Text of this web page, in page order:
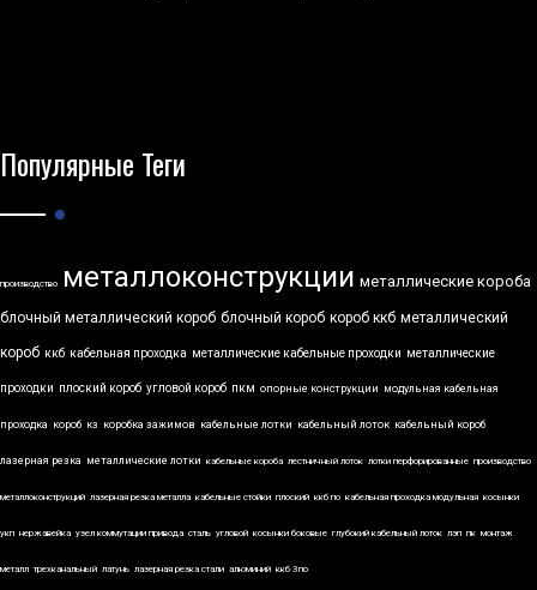
Популярные Теги
производство металлоконструкции металлические короба
блочный металлический короб блочный короб короб ккб металлический
короб ккб кабельная проходка металлические кабельные проходки металлические
проходки плоский короб угловой короб пкм опорные конструкции модульная кабельная
проходка короб кз коробка зажимов кабельные лотки кабельный лоток кабельный короб
лазерная резка металлические лотки кабельные короба лестничный лоток лотки перфорированные производство
металлоконструкций лазерная резка металла кабельные стойки плоский ккб по кабельная проходка модульная косынки
укп нержавейка узел коммутации привода сталь угловой косынки боковые глубокий кабельный лоток лэп пк монтаж
металл трехканальный латунь лазерная резка стали алюминий ккб 3по